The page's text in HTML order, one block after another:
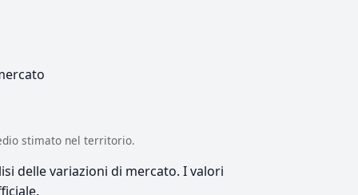
stimato nel territorio.
delle variazioni di mercato. I valori